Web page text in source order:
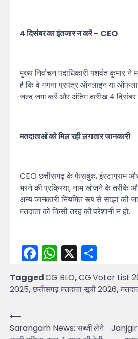
4 दिसंबर का इंतजार न करें – CEO
मुख्य निर्वाचन पदाधिकारी यशवंत कुमार
है कि वे गणना प्रपत्र ऑनलाइन या
जल्द जमा करें और अंतिम तारीख 4 दिसंबर
मतदाताओं को मिल रही लगातार जानकारी
CEO छत्तीसगढ़ के फेसबुक, इंस्टाग्राम और
भरने की प्रक्रिया, नाम खोजने के तरीके
अन्य जानकारी नियमित रूप से साझा की
मतदाता को किसी तरह की परेशानी न हो.
Facebook
WhatsApp
X
TaggedCG BLO,CG Voter List
2025,छत्तीसगढ़ मतदाता सूची 2026,
Post
navigation
⟵
Sarangarh News: सब्जी लेने